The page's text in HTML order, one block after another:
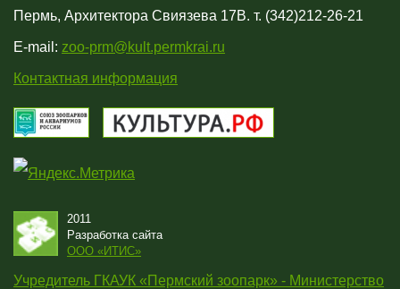
Пермь, Архитектора Свиязева 17В. т. (342)212-26-21
E-mail: zoo-prm@kult.permkrai.ru
Контактная информация
2011
Разработка сайта
OOO «ИТИС»
Учредитель ГКАУК «Пермский зоопарк» - Министерство